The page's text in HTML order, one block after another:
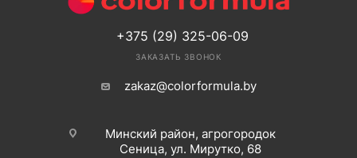
+375 (29) 325-06-09
ЗАКАЗАТЬ ЗВОНОК
zakaz@colorformula.by
Минский район, агрогородок
Сеница, ул. Мирутко, 68